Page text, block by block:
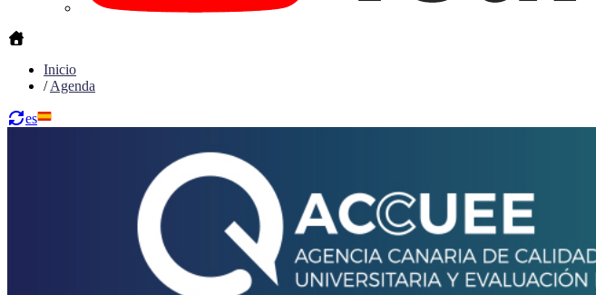
Inicio
/Agenda
es